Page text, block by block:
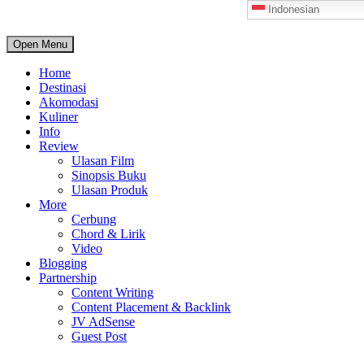
Open Menu
Home
Destinasi
Akomodasi
Kuliner
Info
Review
Ulasan Film
Sinopsis Buku
Ulasan Produk
More
Cerbung
Chord & Lirik
Video
Blogging
Partnership
Content Writing
Content Placement & Backlink
JV AdSense
Guest Post
Indonesian